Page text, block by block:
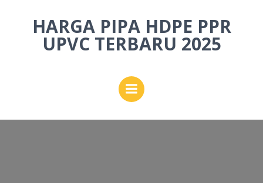
to
content
HARGA PIPA HDPE PPR
UPVC TERBARU 2025